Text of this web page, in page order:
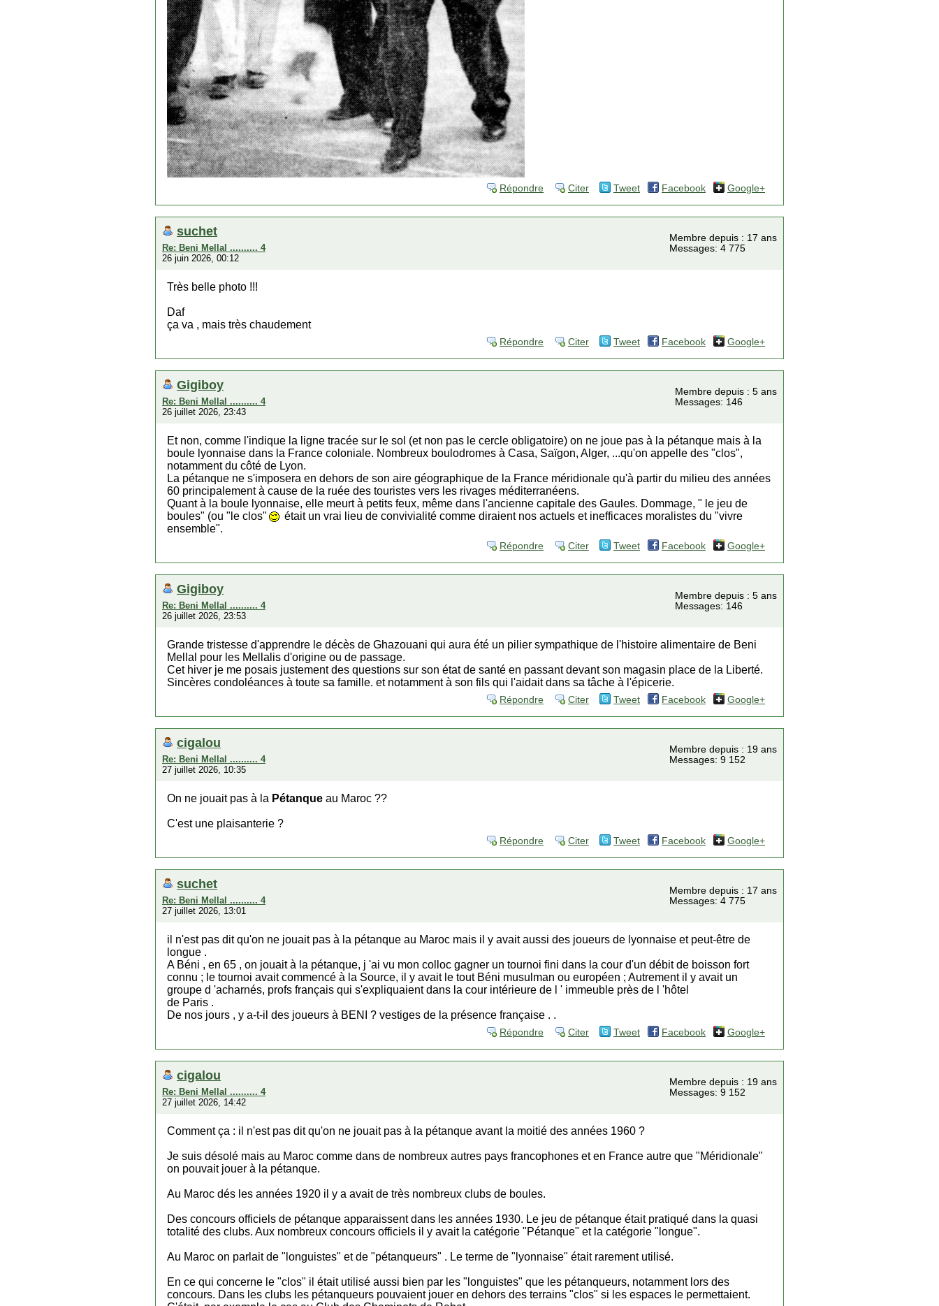
Répondre Citer Tweet Facebook Google+
suchet
Re: Beni Mellal .......... 4
26 juin 2026, 00:12
Membre depuis : 17 ans
Messages: 4 775
Très belle photo !!!
Daf
ça va , mais très chaudement
Répondre Citer Tweet Facebook Google+
Gigiboy
Re: Beni Mellal .......... 4
26 juillet 2026, 23:43
Membre depuis : 5 ans
Messages: 146
Et non, comme l'indique la ligne tracée sur le sol (et non pas le cercle obligatoire) on ne joue pas à la pétanque mais à la
boule lyonnaise dans la France coloniale. Nombreux boulodromes à Casa, Saïgon, Alger, ...qu'on appelle des "clos",
notamment du côté de Lyon.
La pétanque ne s'imposera en dehors de son aire géographique de la France méridionale qu'à partir du milieu des années
60 principalement à cause de la ruée des touristes vers les rivages méditerranéens.
Quant à la boule lyonnaise, elle meurt à petits feux, même dans l'ancienne capitale des Gaules. Dommage, " le jeu de
boules" (ou "le clos"
était un vrai lieu de convivialité comme diraient nos actuels et inefficaces moralistes du "vivre
ensemble".
Répondre Citer Tweet Facebook Google+
Gigiboy
Re: Beni Mellal .......... 4
26 juillet 2026, 23:53
Membre depuis : 5 ans
Messages: 146
Grande tristesse d'apprendre le décès de Ghazouani qui aura été un pilier sympathique de l'histoire alimentaire de Beni
Mellal pour les Mellalis d'origine ou de passage.
Cet hiver je me posais justement des questions sur son état de santé en passant devant son magasin place de la Liberté.
Sincères condoléances à toute sa famille. et notamment à son fils qui l'aidait dans sa tâche à l'épicerie.
Répondre Citer Tweet Facebook Google+
cigalou
Re: Beni Mellal .......... 4
27 juillet 2026, 10:35
Membre depuis : 19 ans
Messages: 9 152
On ne jouait pas à la Pétanque au Maroc ??
C'est une plaisanterie ?
Répondre Citer Tweet Facebook Google+
suchet
Re: Beni Mellal .......... 4
27 juillet 2026, 13:01
Membre depuis : 17 ans
Messages: 4 775
il n'est pas dit qu'on ne jouait pas à la pétanque au Maroc mais il y avait aussi des joueurs de lyonnaise et peut-être de
longue .
A Béni , en 65 , on jouait à la pétanque, j 'ai vu mon colloc gagner un tournoi fini dans la cour d'un débit de boisson fort
connu ; le tournoi avait commencé à la Source, il y avait le tout Béni musulman ou européen ; Autrement il y avait un
groupe d 'acharnés, profs français qui s'expliquaient dans la cour intérieure de l ' immeuble près de l 'hôtel
de Paris .
De nos jours , y a-t-il des joueurs à BENI ? vestiges de la présence française . .
Répondre Citer Tweet Facebook Google+
cigalou
Re: Beni Mellal .......... 4
27 juillet 2026, 14:42
Membre depuis : 19 ans
Messages: 9 152
Comment ça : il n'est pas dit qu'on ne jouait pas à la pétanque avant la moitié des années 1960 ?
Je suis désolé mais au Maroc comme dans de nombreux autres pays francophones et en France autre que "Méridionale"
on pouvait jouer à la pétanque.
Au Maroc dés les années 1920 il y a avait de très nombreux clubs de boules.
Des concours officiels de pétanque apparaissent dans les années 1930. Le jeu de pétanque était pratiqué dans la quasi
totalité des clubs. Aux nombreux concours officiels il y avait la catégorie "Pétanque" et la catégorie "longue".
Au Maroc on parlait de "longuistes" et de "pétanqueurs" . Le terme de "lyonnaise" était rarement utilisé.
En ce qui concerne le "clos" il était utilisé aussi bien par les "longuistes" que les pétanqueurs, notamment lors des
concours. Dans les clubs les pétanqueurs pouvaient jouer en dehors des terrains "clos" si les espaces le permettaient.